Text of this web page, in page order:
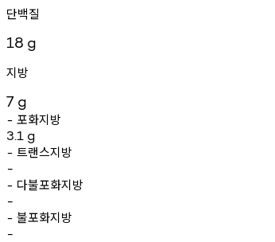
단백질
18 g
지방
7 g
- 포화지방
3.1 g
- 트랜스지방
-
- 다불포화지방
-
- 불포화지방
-